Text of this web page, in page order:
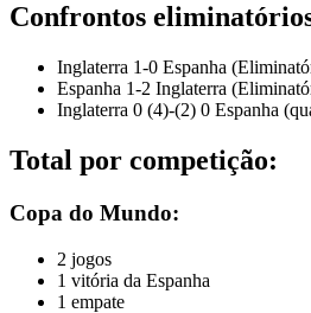
Confrontos
Inglaterra 1-0 Espanha
Espanha 1-2 Inglaterra
Inglaterra 0 (4)-(2) 0 Espanha
Total por competição:
Copa do Mundo:
2 jogos
1 vitória da Espanha
1 empate